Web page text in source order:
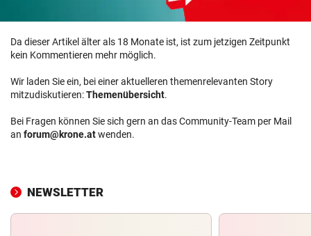
Da dieser Artikel älter als 18 Monate ist, ist zum jetzigen Zeitpunkt
kein Kommentieren mehr möglich.
Wir laden Sie ein, bei einer aktuelleren themenrelevanten Story
mitzudiskutieren:Themenübersicht.
Bei Fragen können Sie sich gern an das Community-Team per Mail
an forum@krone.atwenden.
NEWSLETTER